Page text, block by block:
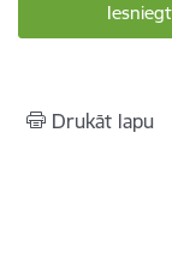
Drukāt lapu